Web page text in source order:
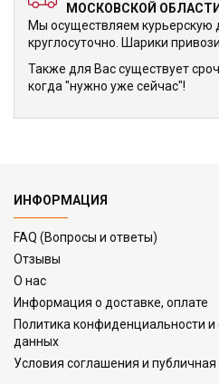
МОСКОВСКОЙ ОБЛАСТИ
Мы осуществляем курьерскую
круглосуточно. Шарики
Также для Вас существует
когда "нужно уже сейчас"!
ИНФОРМАЦИЯ
FAQ (Вопросы и ответы)
Отзывы
О нас
Информация о доставке, оплате
Политика конфиденциальности
данных
Условия соглашения и